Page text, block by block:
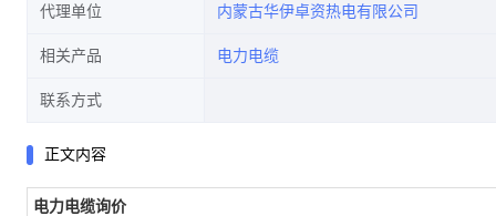
代理单位 内蒙古华伊卓资热电有限公司
相关产品 电力电缆
联系方式
正文内容
电力电缆询价